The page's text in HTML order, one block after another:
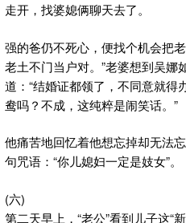
走开，找婆媳俩聊天去了。
强的爸仍不死心，便找个机会把
老土不门当户对。”老婆想到吴
道：“结婚证都领了，不同意就
鸯吗？不成，这纯粹是闹笑话。”
他痛苦地回忆着他想忘掉却无法
句咒语：“你儿媳妇一定是妓女”。
(六)
第二天早上，“老公”看到儿子这“